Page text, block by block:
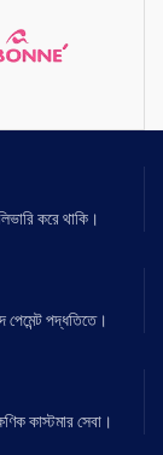
করে থাকি।
পদ্ধতিতে।
কাস্টমার সেবা।